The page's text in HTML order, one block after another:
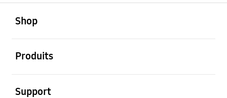
Shop
Produits
Support